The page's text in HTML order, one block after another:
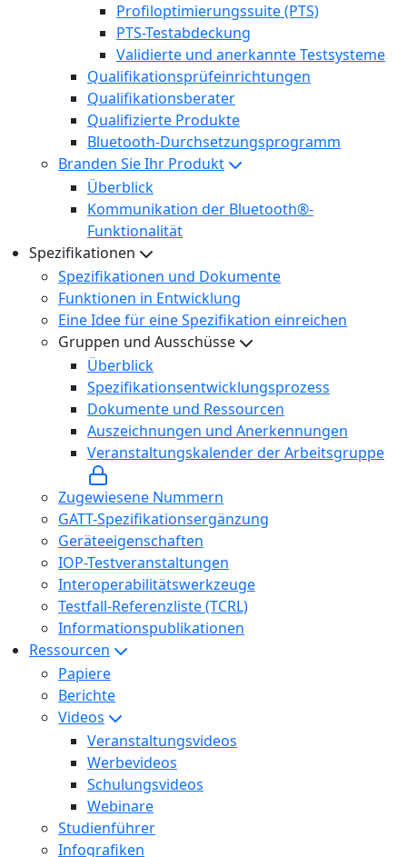
Profiloptimierungssuite (PTS)
PTS-Testabdeckung
Validierte und anerkannte Testsysteme
Qualifikationsprüfeinrichtungen
Qualifikationsberater
Qualifizierte Produkte
Bluetooth-Durchsetzungsprogramm
Branden Sie Ihr Produkt
Überblick
Kommunikation der Bluetooth®-
Funktionalität
Spezifikationen
Spezifikationen und Dokumente
Funktionen in Entwicklung
Eine Idee für eine Spezifikation einreichen
Gruppen und Ausschüsse
Überblick
Spezifikationsentwicklungsprozess
Dokumente und Ressourcen
Auszeichnungen und Anerkennungen
Veranstaltungskalender der Arbeitsgruppe
Zugewiesene Nummern
GATT-Spezifikationsergänzung
Geräteeigenschaften
IOP-Testveranstaltungen
Interoperabilitätswerkzeuge
Testfall-Referenzliste (TCRL)
Informationspublikationen
Ressourcen
Papiere
Berichte
Videos
Veranstaltungsvideos
Werbevideos
Schulungsvideos
Webinare
Studienführer
Infografiken